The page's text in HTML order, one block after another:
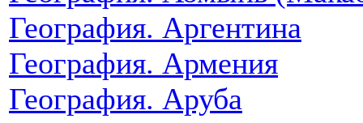
География. Аргентина
География. Армения
География. Аруба